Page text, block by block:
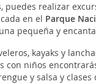
puedes realizar
en el Parque
una pequeña y
kayaks y
con niños
y salsa y